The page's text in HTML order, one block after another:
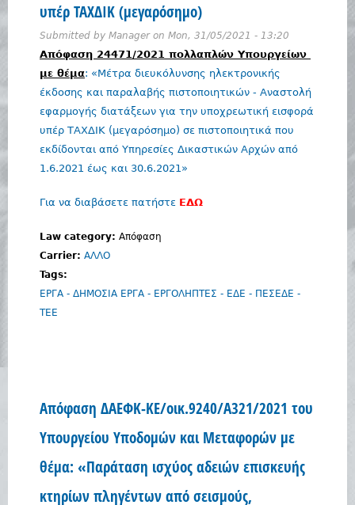
υπέρ ΤΑΧΔΙΚ (μεγαρόσημο)
Submitted by Manageron Mon, 31/05/2021 - 13:20
Απόφαση 24471/2021 πολλαπλών Υπουργείων
με θέμα: «Μέτρα διευκόλυνσης ηλεκτρονικής
έκδοσης και παραλαβής πιστοποιητικών - Αναστολή
εφαρμογής διατάξεων για την υποχρεωτική εισφορά
υπέρ ΤΑΧΔΙΚ (μεγαρόσημο) σε πιστοποιητικά που
εκδίδονται από Υπηρεσίες Δικαστικών Αρχών από
1.6.2021 έως και 30.6.2021»
Για να διαβάσετε πατήστε ΕΔΩ
Law category: Απόφαση
Carrier: ΑΛΛΟ
Tags:
ΕΡΓΑ - ΔΗΜΟΣΙΑ ΕΡΓΑ - ΕΡΓΟΛΗΠΤΕΣ - ΕΔΕ - ΠΕΣΕΔΕ -
ΤΕΕ
Απόφαση ΔΑΕΦΚ-ΚΕ/οικ.9240/A321/2021 του
Υπουργείου Υποδομών και Μεταφορών με
θέμα: «Παράταση ισχύος αδειών επισκευής
κτηρίων πληγέντων από σεισμούς,